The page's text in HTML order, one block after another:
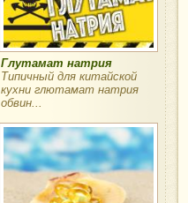
Глутамат натрия
Типичный для китайской
кухни глютамат натрия
обвин...